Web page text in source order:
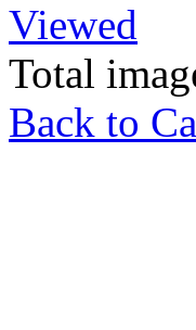
Viewed
Total
Back to